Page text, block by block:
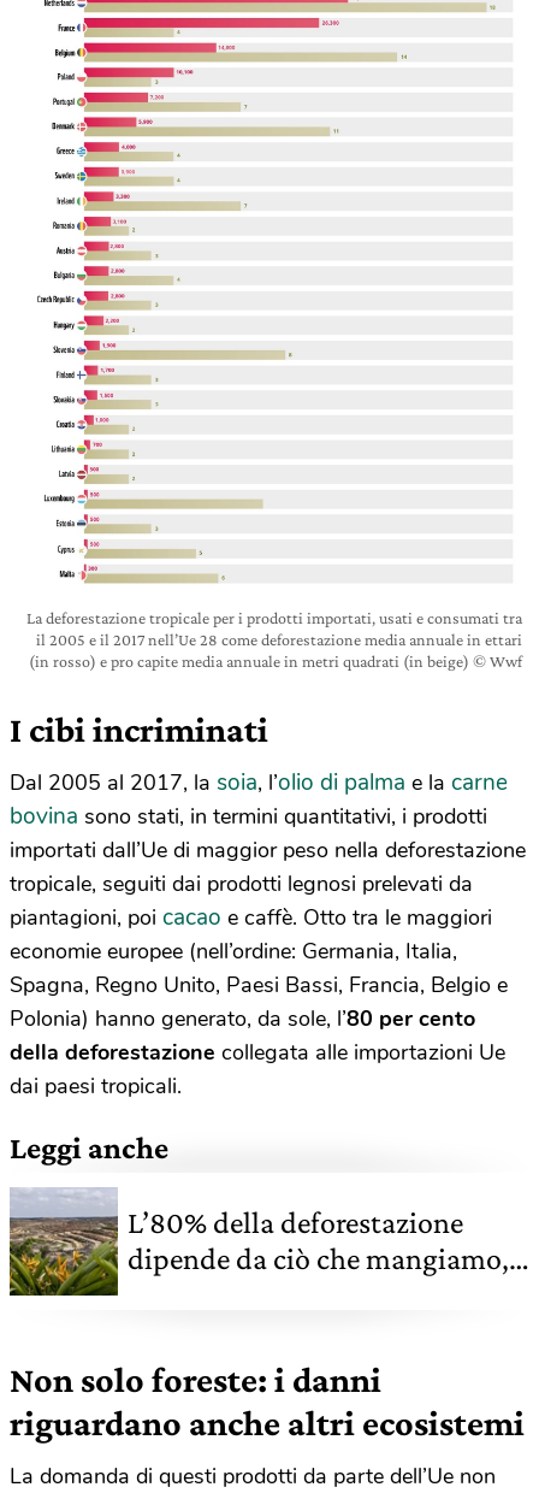
La deforestazione tropicale per i prodotti importati, usati e consumati tra
il 2005 e il 2017 nell’Ue 28 come deforestazione media annuale in ettari
(in rosso) e pro capite media annuale in metri quadrati (in beige) © Wwf
I cibi incriminati
Dal 2005 al 2017, la soia, l’olio di palma e la carne
bovina sono stati, in termini quantitativi, i prodotti
importati dall’Ue di maggior peso nella deforestazione
tropicale, seguiti dai prodotti legnosi prelevati da
piantagioni, poi cacao e caffè. Otto tra le maggiori
economie europee (nell’ordine: Germania, Italia,
Spagna, Regno Unito, Paesi Bassi, Francia, Belgio e
Polonia) hanno generato, da sole, l’80 per cento
della deforestazione collegata alle importazioni Ue
dai paesi tropicali.
Leggi anche
L’80% della deforestazione
dipende da ciò che mangiamo,
Non solo foreste: i danni
riguardano anche altri ecosistemi
La domanda di questi prodotti da parte dell’Ue non